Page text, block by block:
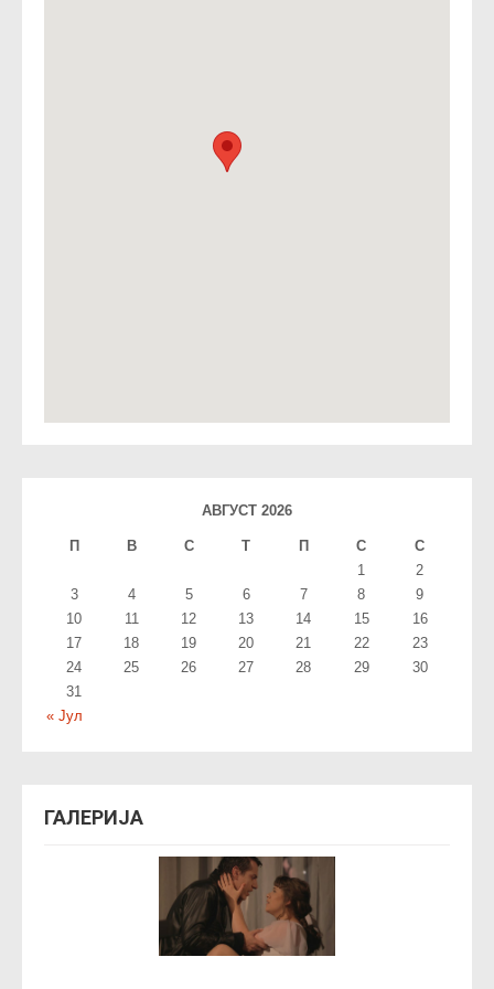
АВГУСТ 2026
П В С T П С С
« Јул
1
2
3
4 5 6 7 8
9
10
11 12 13 14 15
16
17
18 19 20 21 22
23
24
25 26 27 28 29
30
31
ГАЛЕРИЈА